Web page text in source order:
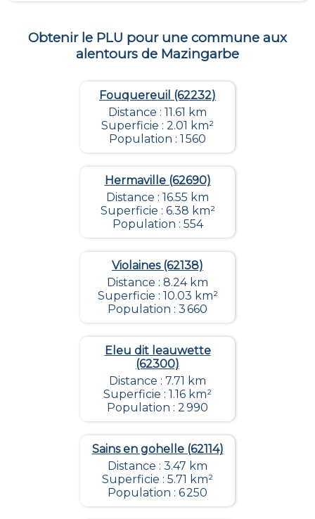
Obtenir le PLU pour une commune aux
alentours de Mazingarbe
Fouquereuil (62232)
Distance : 11.61 km
Superficie : 2.01 km²
Population : 1 560
Hermaville (62690)
Distance : 16.55 km
Superficie : 6.38 km²
Population : 554
Violaines (62138)
Distance : 8.24 km
Superficie : 10.03 km²
Population : 3 660
Eleu dit leauwette
(62300)
Distance : 7.71 km
Superficie : 1.16 km²
Population : 2 990
Sains en gohelle (62114)
Distance : 3.47 km
Superficie : 5.71 km²
Population : 6 250